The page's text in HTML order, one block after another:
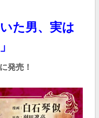
た男、実は
に発売！